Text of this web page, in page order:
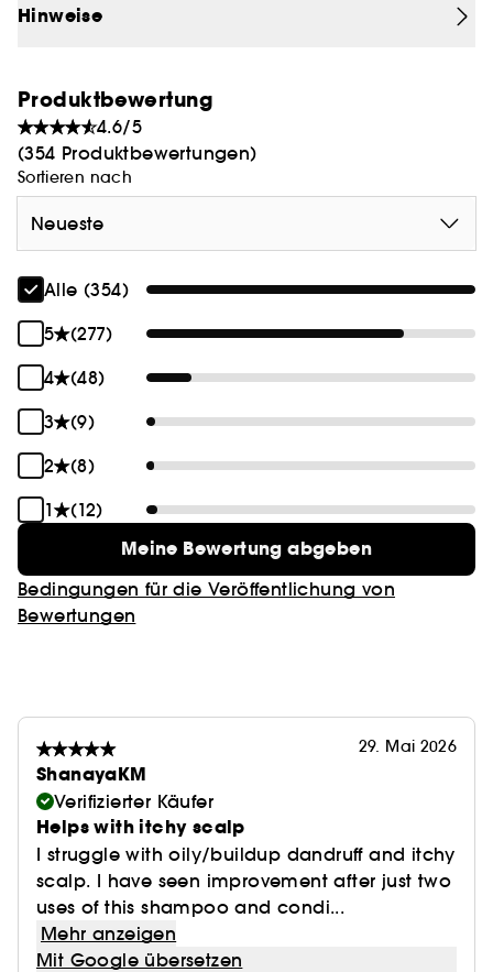
Talg und Rötungen sichtbar verringert werden.
Hinweise
Produktbewertung
4.6/5
(354 Produktbewertungen)
Sortieren nach
Neueste
Alle (354)
5
(277)
4
(48)
3
(9)
2
(8)
1
(12)
Meine Bewertung abgeben
Bedingungen für die Veröffentlichung von
Bewertungen
29. Mai 2026
ShanayaKM
Verifizierter Käufer
Helps with itchy scalp
I struggle with oily/buildup dandruff and itchy
scalp. I have seen improvement after just two
uses of this shampoo and condi...
Mehr anzeigen
Mit Google übersetzen